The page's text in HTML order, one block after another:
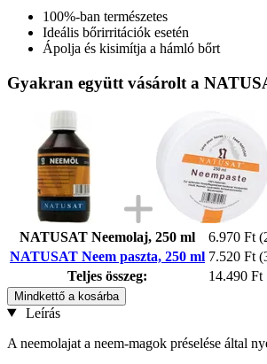
100%-ban természetes
Ideális bőrirritációk esetén
Ápolja és kisimítja a hámló bőrt
Gyakran együtt vásárolt a
NATUSAT Neemolaj, 250 ml 6.970 Ft
NATUSAT Neem paszta, 250 ml 7.520 Ft
Teljes összeg:
14.490 Ft
Mindkettő a kosárba
Leírás
A neemolajat a neem-magok préselése által